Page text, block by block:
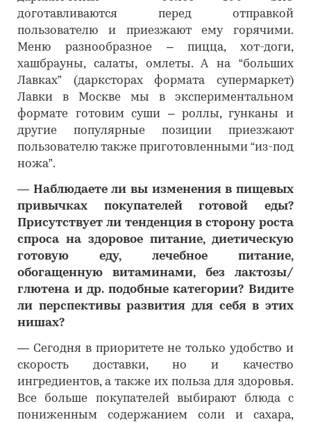
доготавливаются перед отправкой
пользователю и приезжают ему горячими.
Меню разнообразное – пицца, хот-доги,
хашбрауны, салаты, омлеты. А на “больших
Лавках” (дарксторах формата супермаркет)
Лавки в Москве мы в экспериментальном
формате готовим суши – роллы, гунканы и
другие популярные позиции приезжают
пользователю также приготовленными “из-под
ножа”.
― Наблюдаете ли вы изменения в пищевых
привычках покупателей готовой еды?
Присутствует ли тенденция в сторону роста
спроса на здоровое питание, диетическую
готовую еду, лечебное питание,
обогащенную витаминами, без лактозы/
глютена и др. подобные категории? Видите
ли перспективы развития для себя в этих
нишах?
― Сегодня в приоритете не только удобство и
скорость доставки, но и качество
ингредиентов, а также их польза для здоровья.
Все больше покупателей выбирают блюда с
пониженным содержанием соли и сахара,